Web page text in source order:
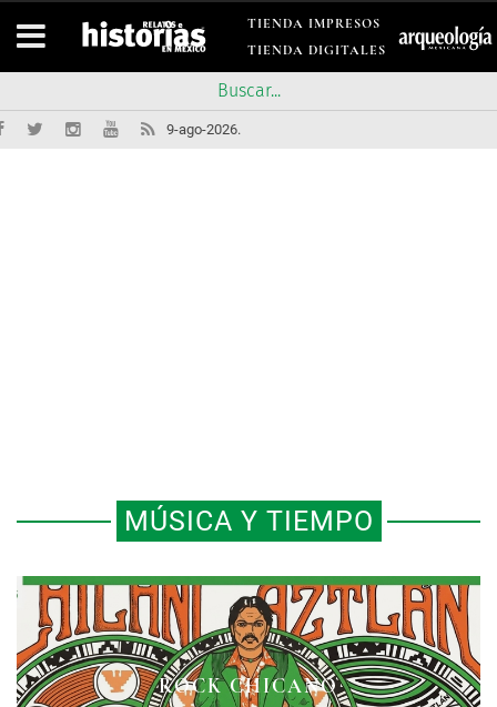
TIENDA IMPRESOS
TIENDA DIGITALES
9-ago-2026.
MÚSICA Y TIEMPO
ROCK CHICANO
CHESS RECORDS: EN EL CORAZÓN
DEL BLUES
BILLIE HOLIDAY, EL ETERNO
BRILLO ENTRE LA INMUNDICIA